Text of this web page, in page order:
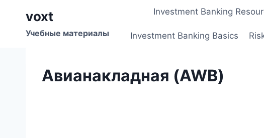
содержимому
voxt
Учебные материалы
Investment Banking
Investment Banking Basics
Авианакладная (AWB)